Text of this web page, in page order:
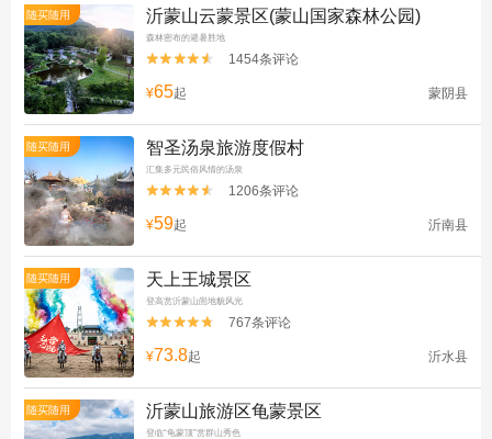
随买随用 沂蒙山云蒙景区(蒙山国家森林公园)
森林密布的避暑胜地

 1454条评论
¥65起 蒙阴县
随买随用 智圣汤泉旅游度假村
汇集多元民俗风情的汤泉

 1206条评论
¥59起 沂南县
随买随用 天上王城景区
登高赏沂蒙山崮地貌风光

 767条评论
¥73.8起 沂水县
随买随用 沂蒙山旅游区龟蒙景区
登临“龟蒙顶”赏群山秀色